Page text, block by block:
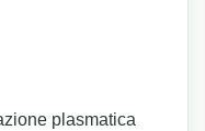
plasmatica